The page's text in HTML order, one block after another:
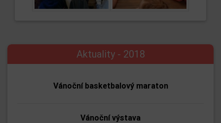
Aktuality - 2018
Vánoční basketbalový maraton
Vánoční výstava